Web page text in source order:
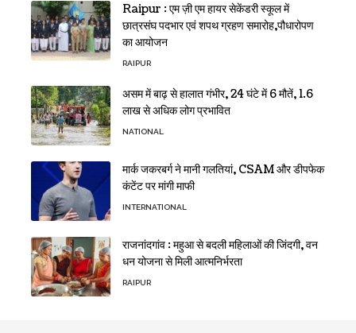
Raipur : एम ज़ी एम हायर सेकेंडरी स्कूल में
छात्रसंघ पदभार एवं शपथ ग्रहण समारोह,पौधारोपण
का आयोजन
RAIPUR
असम में बाढ़ से हालात गंभीर, 24 घंटे में 6 मौतें, 1.6
लाख से अधिक लोग प्रभावित
NATIONAL
मार्क जकरबर्ग ने मानी गलतियां, CSAM और डीपफेक
कंटेंट पर मांगी माफी
INTERNATIONAL
राजनांदगांव : महुआ से बदली महिलाओं की जिंदगी, वन
धन योजना से मिली आत्मनिर्भरता
RAIPUR